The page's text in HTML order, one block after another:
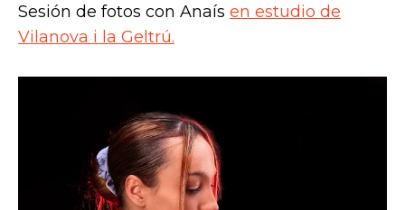
Sesión de fotos con Anaís en estudio de
Vilanova i la Geltrú.